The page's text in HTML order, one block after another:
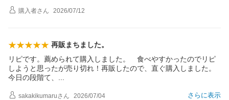
購入者さん 2026/07/12
再販まちました。
リピです。薦められて購入しました。 食べやすかったのでリピ
しようと思ったが売り切れ！再販したので、直ぐ購入しました。
今日の段階て
さらに表示
sakakikumaruさん 2026/07/04